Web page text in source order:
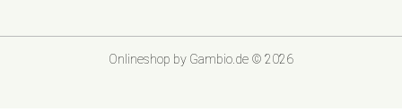
Onlineshop by Gambio.de © 2026